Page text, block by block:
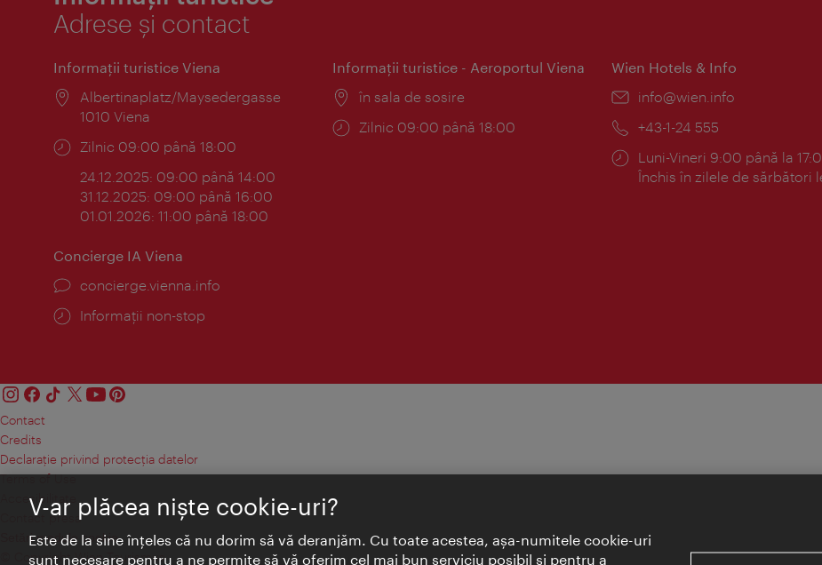
Adrese și contact
Informaţii turistice Viena
Locul:
Albertinaplatz/Maysedergasse
1010 Viena
Program:
Zilnic 09:00 până 18:00
24.12.2025: 09:00 până 14:00
31.12.2025: 09:00 până 16:00
01.01.2026: 11:00 până 18:00
Informaţii turistice - Aeroportul Viena
Locul:
în sala de sosire
Program:
Zilnic 09:00 până 18:00
Wien Hotels & Info
E-
info@wien.info
Telefon:
+43-1-24 555
Program:
Luni-Vineri 9:00 până la
Închis în zilele de sărbători
Concierge IA Viena
concierge.vienna.info
Informații non-stop
Contact
Credits
Declaraţie privind protecţia datelor
Terms of Use
Accesibilitate
Contact presa
Setări module cookie
© Copyright Wien Tourismus
V-ar plăcea nişte cookie-uri?
Este de la sine înţeles că nu dorim să vă deranjăm. Cu toate acestea, aşa-numitele cookie-uri
sunt necesare pentru a ne permite să vă oferim cel mai bun serviciu posibil şi pentru a